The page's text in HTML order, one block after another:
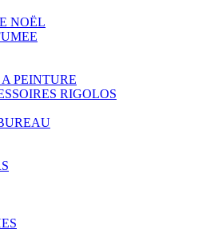
NOËL
PEINTURE
RIGOLOS